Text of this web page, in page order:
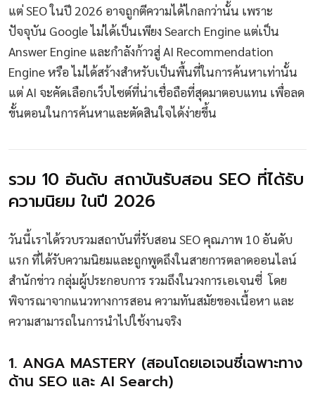
แต่ SEO ในปี 2026 อาจถูกตีความได้ไกลกว่านั้น เพราะ
ปัจจุบัน Google ไม่ได้เป็นเพียง Search Engine แต่เป็น
Answer Engine และกำลังก้าวสู่ AI Recommendation
Engine หรือ ไม่ได้สร้างสำหรับเป็นพื้นที่ในการค้นหาเท่านั้น
แต่ AI จะคัดเลือกเว็บไซต์ที่น่าเชื่อถือที่สุดมาตอบแทน เพื่อลด
ขั้นตอนในการค้นหาและตัดสินใจได้ง่ายขึ้น
รวม 10 อันดับ สถาบันรับสอน SEO ที่ได้รับ
ความนิยม ในปี 2026
วันนี้เราได้รวบรวมสถาบันที่รับสอน SEO คุณภาพ 10 อันดับ
แรก ที่ได้รับความนิยมและถูกพูดถึงในสายการตลาดออนไลน์
สำนักข่าว กลุ่มผู้ประกอบการ รวมถึงในวงการเอเจนซี่ โดย
พิจารณาจากแนวทางการสอน ความทันสมัยของเนื้อหา และ
ความสามารถในการนำไปใช้งานจริง
1. ANGA MASTERY (สอนโดยเอเจนซี่เฉพาะทาง
ด้าน SEO และ AI Search)